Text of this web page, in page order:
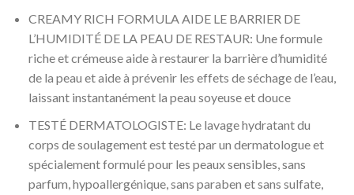
CREAMY RICH FORMULA AIDE LE BARRIER DE
L’HUMIDITÉ DE LA PEAU DE RESTAUR: Une formule
riche et crémeuse aide à restaurer la barrière d’humidité
de la peau et aide à prévenir les effets de séchage de l’eau,
laissant instantanément la peau soyeuse et douce
TESTÉ DERMATOLOGISTE: Le lavage hydratant du
corps de soulagement est testé par un dermatologue et
spécialement formulé pour les peaux sensibles, sans
parfum, hypoallergénique, sans paraben et sans sulfate,